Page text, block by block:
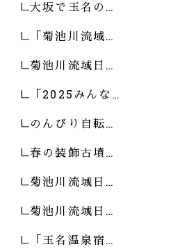
大坂で玉名の…
「菊池川流域…
菊池川流域日…
「2025みんな…
のんびり自転…
春の装飾古墳…
菊池川流域日…
菊池川流域日…
「玉名温泉宿…